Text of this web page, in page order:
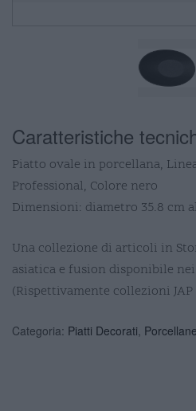
Caratteristiche
Piatto ovale in porcellana,
Professional, Colore nero
Dimensioni: diametro 35.8 cm
Una collezione di articoli in
asiatica e fusion disponibile
(Rispettivamente collezioni JAP
Categoria: Piatti Decorati Porcellane